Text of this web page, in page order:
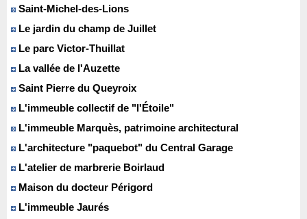
Saint-Michel-des-Lions
Le jardin du champ de Juillet
Le parc Victor-Thuillat
La vallée de l'Auzette
Saint Pierre du Queyroix
L'immeuble collectif de "l'Étoile"
L'immeuble Marquès, patrimoine architectural
L'architecture "paquebot" du Central Garage
L'atelier de marbrerie Boirlaud
Maison du docteur Périgord
L'immeuble Jaurés